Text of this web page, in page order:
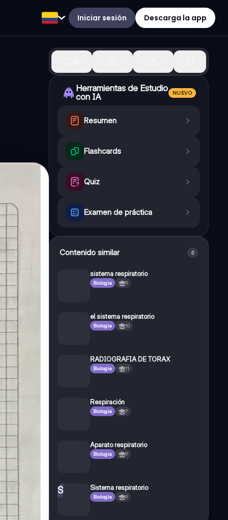
Iniciar sesión Descarga la app
Herramientas de Estudio
con IA
NUEVO
Resumen
Flashcards
Quiz
Examen de práctica
Contenido similar 6
sistema respiratorio
Biologia 9
el sistema respiratorio
Biologia 10
RADIOGRAFIA DE TORAX
Biologia 11
Respiración
Biologia 7
Aparato respiratorio
Biologia 9
S Sistema respiratorio
Biologia 9